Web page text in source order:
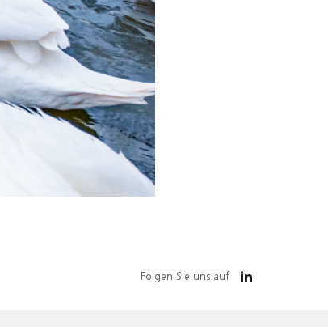
Folgen Sie uns auf